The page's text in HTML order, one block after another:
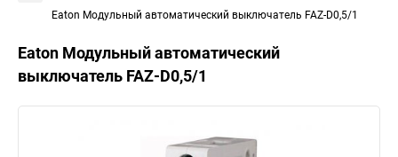
Eaton Модульный автоматический выключатель FAZ-D0,5/1
Eaton Модульный автоматический
выключатель FAZ-D0,5/1